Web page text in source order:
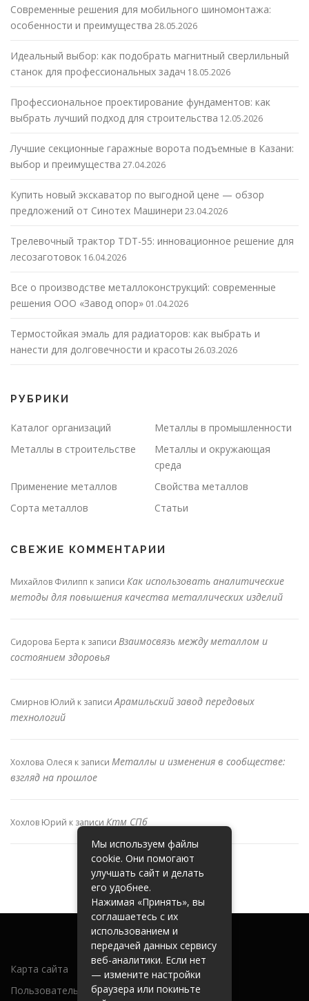
Современные решения для мобильного шиномонтажа:
особенности и преимущества 28.05.2026
Идеальный выбор: как подобрать магнитный сверлильный
станок для профессиональных задач 18.05.2026
Профессиональное проектирование фундаментов: как
выбрать лучший подход для строительства 12.05.2026
Лучшие секционные гаражные ворота подъемные в Казани:
выбор и преимущества 27.04.2026
Купить новый экскаватор по выгодной цене — обзор
предложений от Синотех Машинери 23.04.2026
Трелевочный трактор TDT-55: инновационное решение для
лесозаготовок 16.04.2026
Все о производстве металлоконструкций: современные
решения ООО «Завод опор» 01.04.2026
Термостойкая эмаль для радиаторов: как выбрать и
нанести для долговечности и красоты 26.03.2026
РУБРИКИ
Каталог организаций
Металлы в промышленности
Металлы в строительстве
Металлы и окружающая
среда
Применение металлов
Свойства металлов
Сорта металлов
Статьи
СВЕЖИЕ КОММЕНТАРИИ
Михайлов Филипп к записи Как использовать аналитические
методы для повышения качества металлических изделий
Сидорова Берта к записи Взаимосвязь между металлом и
состоянием здоровья
Смирнов Юлий к записиАрамильский завод передовых
технологий
Хохлова Олеся к записи Металлы и изменения в сообществе:
взгляд на прошлое
Хохлов Юрий к записи Ктм СПб
Карта сайта
Пользовательское соглашение
Мы используем файлы
cookie. Они помогают
улучшать сайт и делать
его удобнее.
Нажимая «Принять», вы
соглашаетесь с их
использованием и
передачей данных сервису
веб-аналитики. Если нет
— измените настройки
браузера или покиньте